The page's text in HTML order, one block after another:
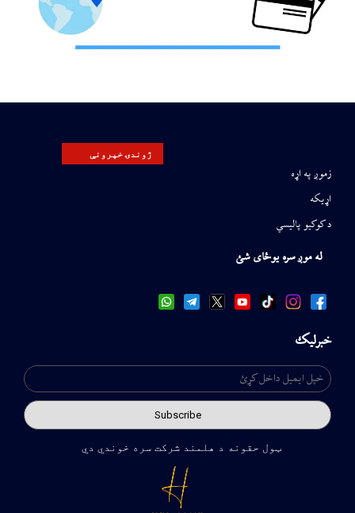
ژوندۍ خپرونې
زموږ په اړه
اړیکه
د کوکیو پالیسي
له موږ سره یوځای شئ
خبرلیک
ټول حقونه د هلمند شرکت سره خوندي دي